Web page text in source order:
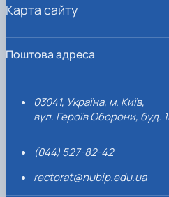
Поштова адреса
03041, Україна, м. Київ,
вул. Героїв Оборони, буд.
(044) 527-82-42
rectorat@nubip.edu.ua
Карта сайту